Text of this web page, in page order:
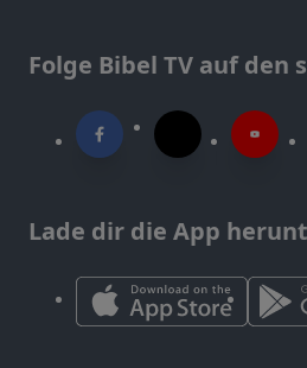
Folge Bibel TV auf den
Lade dir die App